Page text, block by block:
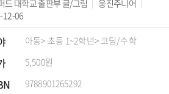
드 대학교 출판부 글/그림
웅진주니어
12-06
아동> 초등 1~2학년> 코딩/수학
5,500원
9788901265292